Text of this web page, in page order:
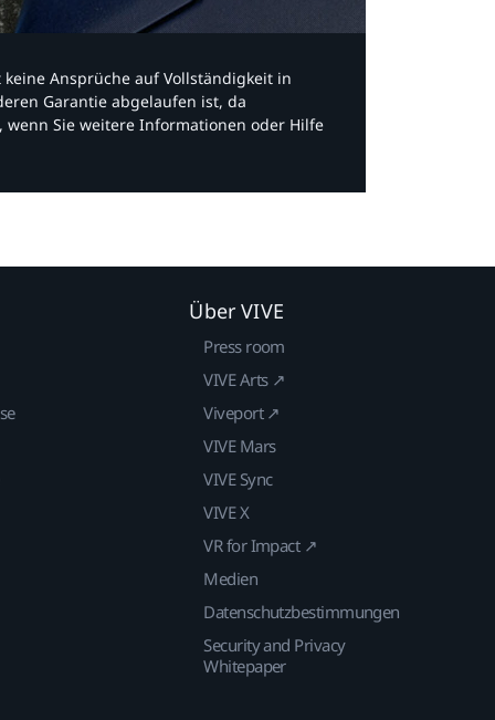
Ansprüche auf Vollständigkeit in
Garantie abgelaufen ist, da
, wenn Sie weitere Informationen oder Hilfe
Über VIVE
Press room
VIVE Arts ↗
Viveport ↗
VIVE Mars
VIVE Sync
VIVE X
VR for Impact ↗
Medien
Datenschutzbestimmungen
Security and Privacy
Whitepaper